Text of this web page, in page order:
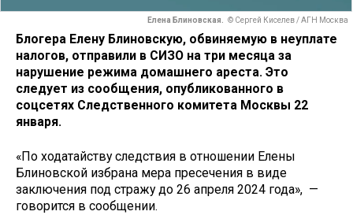
Елена Блиновская. © Сергей Киселев / АГН Москва
Блогера Елену Блиновскую, обвиняемую в неуплате
налогов, отправили в СИЗО на три месяца за
нарушение режима домашнего ареста. Это
следует из сообщения, опубликованного в
соцсетях Следственного комитета Москвы 22
января.
«По ходатайству следствия в отношении Елены
Блиновской избрана мера пресечения в виде
заключения под стражу до 26 апреля 2024 года», —
говорится в сообщении.